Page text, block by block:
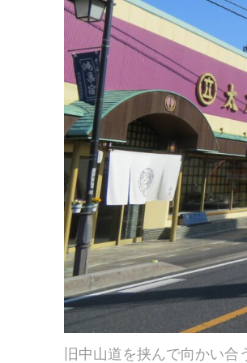
旧中山道を挟んで向かい合